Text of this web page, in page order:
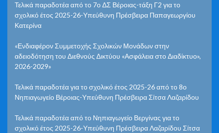
Τελικά παραδοτέα από το 7ο ΔΣ Βέροιας-τάξη Γ2 για το
σχολικό έτος 2025-26-Υπεύθυνη Πρέσβειρα Παπαγεωργίου
Κατερίνα
«Ενδιαφέρον Συμμετοχής Σχολικών Μονάδων στην
αδειοδότηση του Διεθνούς Δικτύου «Ασφάλεια στο Διαδίκτυο»,
2026-2029»
Τελικά παραδοτέα για το σχολικό έτος 2025-26 από το 8ο
Νηπιαγωγείο Βέροιας-Υπεύθυνη Πρέσβειρα Σίτσα Λαζαρίδου
Τελικά παραδοτέα από το Νηπιαγωγείο Βεργίνας για το
σχολικό έτος 2025-26-Υπεύθυνη Πρέσβειρα Λαζαρίδου Σίτσα